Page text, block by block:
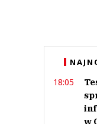
18:05
w